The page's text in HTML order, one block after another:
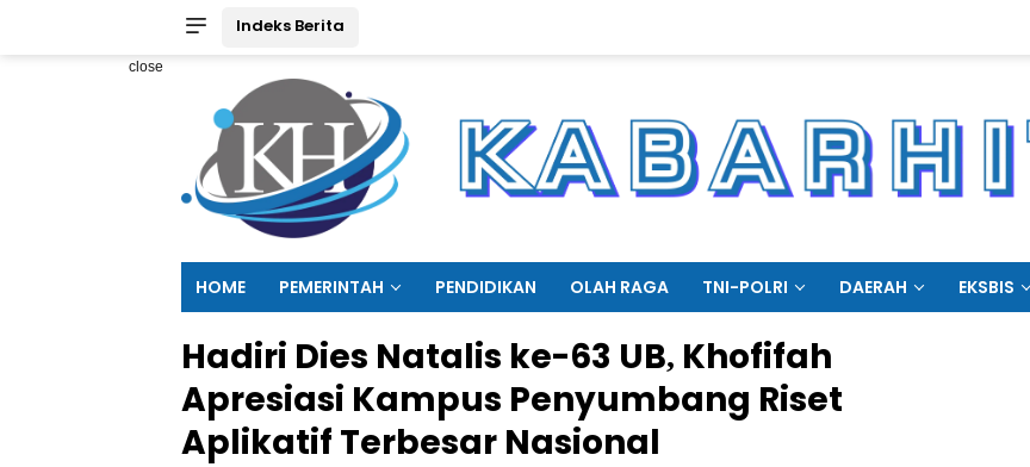
Indeks Berita
close
HOME PEMERINTAH PENDIDIKAN OLAH RAGA TNI-POLRI DAERAH EKSBIS
Hadiri Dies Natalis ke-63 UB, Khofifah
Apresiasi Kampus Penyumbang Riset
Aplikatif Terbesar Nasional